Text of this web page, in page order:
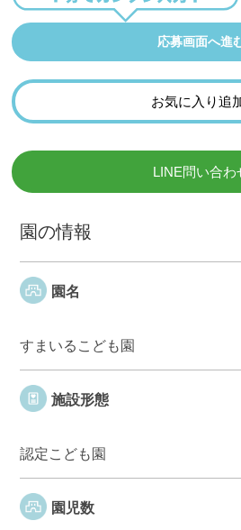
応募画面へ進
お気に入り追
LINE問い合わ
園の情報
園名
すまいるこども園
施設形態
認定こども園
園児数